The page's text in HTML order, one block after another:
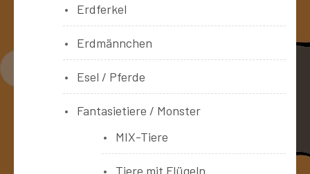
Erdferkel
Erdmännchen
Esel / Pferde
Fantasietiere / Monster
MIX-Tiere
Tiere mit Flügeln